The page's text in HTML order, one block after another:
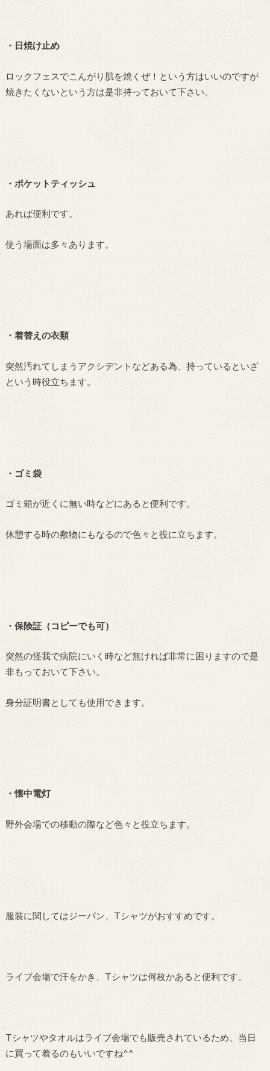
・日焼け止め
ロックフェスでこんがり肌を焼くぜ！という方はいいのですが
焼きたくないという方は是非持っておいて下さい。
・ポケットティッシュ
あれば便利です。
使う場面は多々あります。
・着替えの衣類
突然汚れてしまうアクシデントなどある為、持っているといざ
という時役立ちます。
・ゴミ袋
ゴミ箱が近くに無い時などにあると便利です。
休憩する時の敷物にもなるので色々と役に立ちます。
・保険証（コピーでも可）
突然の怪我で病院にいく時など無ければ非常に困りますので是
非もっておいて下さい。
身分証明書としても使用できます。
・懐中電灯
野外会場での移動の際など色々と役立ちます。
服装に関してはジーパン、Tシャツがおすすめです。
ライブ会場で汗をかき、Tシャツは何枚かあると便利です。
Tシャツやタオルはライブ会場でも販売されているため、当日
に買って着るのもいいですね^^